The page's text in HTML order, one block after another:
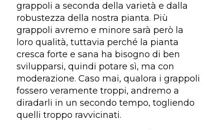
grappoli a seconda della varietà e dalla
robustezza della nostra pianta. Più
grappoli avremo e minore sarà però la
loro qualità, tuttavia perché la pianta
cresca forte e sana ha bisogno di ben
svilupparsi, quindi potare sì, ma con
moderazione. Caso mai, qualora i grappoli
fossero veramente troppi, andremo a
diradarli in un secondo tempo, togliendo
quelli troppo ravvicinati.